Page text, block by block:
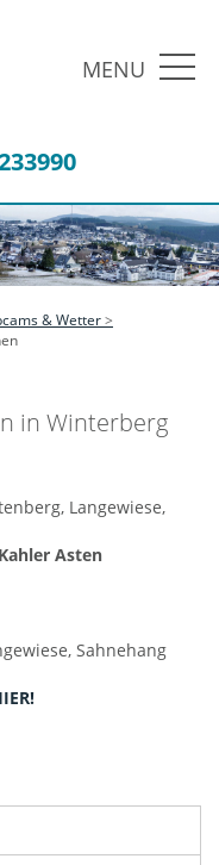
MENU
& Wetter
in Winterberg
Langewiese,
Asten
Sahnehang